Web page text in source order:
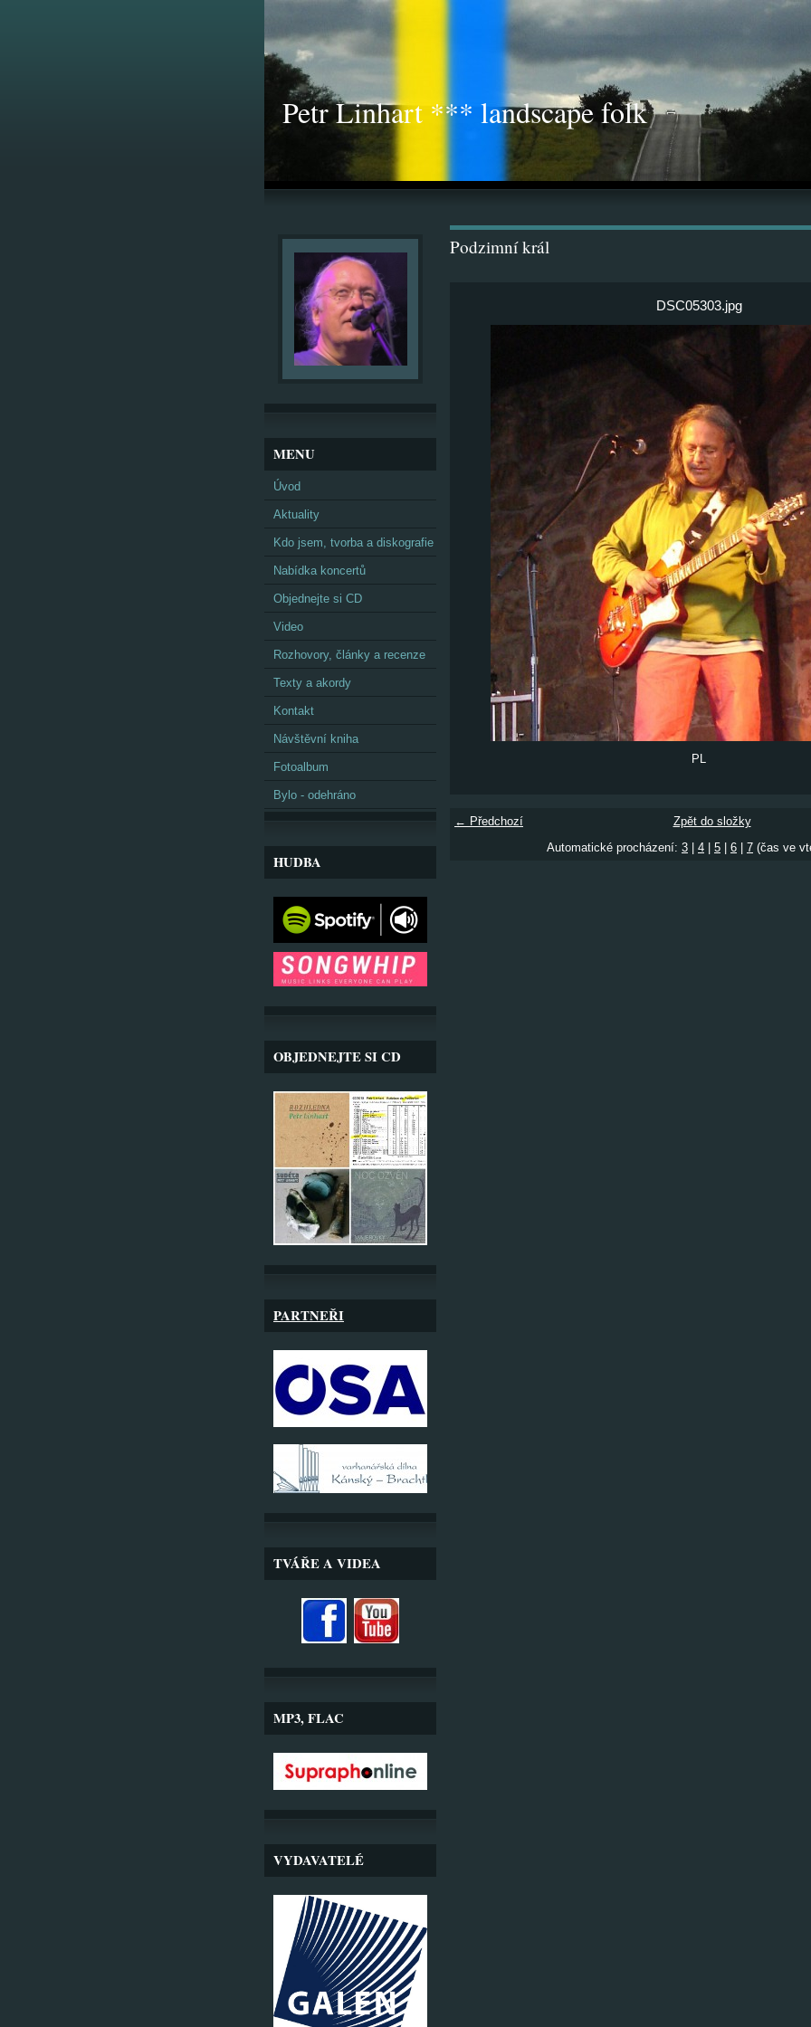
Petr Linhart *** landscape folk
Podzimní král
DSC05303.jpg
PL
← Předchozí
Zpět do složky
Automatické procházení: 3 4 5 6 7 (čas ve
MENU
Úvod
Aktuality
Kdo jsem, tvorba a diskografie
Nabídka koncertů
Objednejte si CD
Video
Rozhovory, články a recenze
Texty a akordy
Kontakt
Návštěvní kniha
Fotoalbum
Bylo - odehráno
HUDBA
OBJEDNEJTE SI CD
PARTNEŘI
TVÁŘE A VIDEA
MP3, FLAC
VYDAVATELÉ